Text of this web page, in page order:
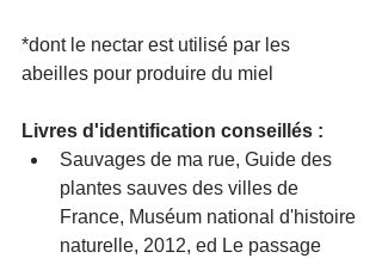
*dont le nectar est utilisé par les
abeilles pour produire du miel
Livres d'identification conseillés :
Sauvages de ma rue, Guide des
plantes sauves des villes de
France, Muséum national d'histoire
naturelle, 2012, ed Le passage